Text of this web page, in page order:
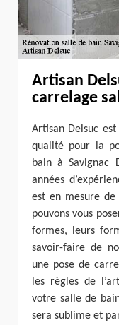
Artisan
carrelage
Artisan Delsuc
qualité pour la
bain à Savignac
années
est en mesure de
pouvons vous
formes, leurs
savoir-faire de
une pose de
les règles de
votre salle de
sera sublime et